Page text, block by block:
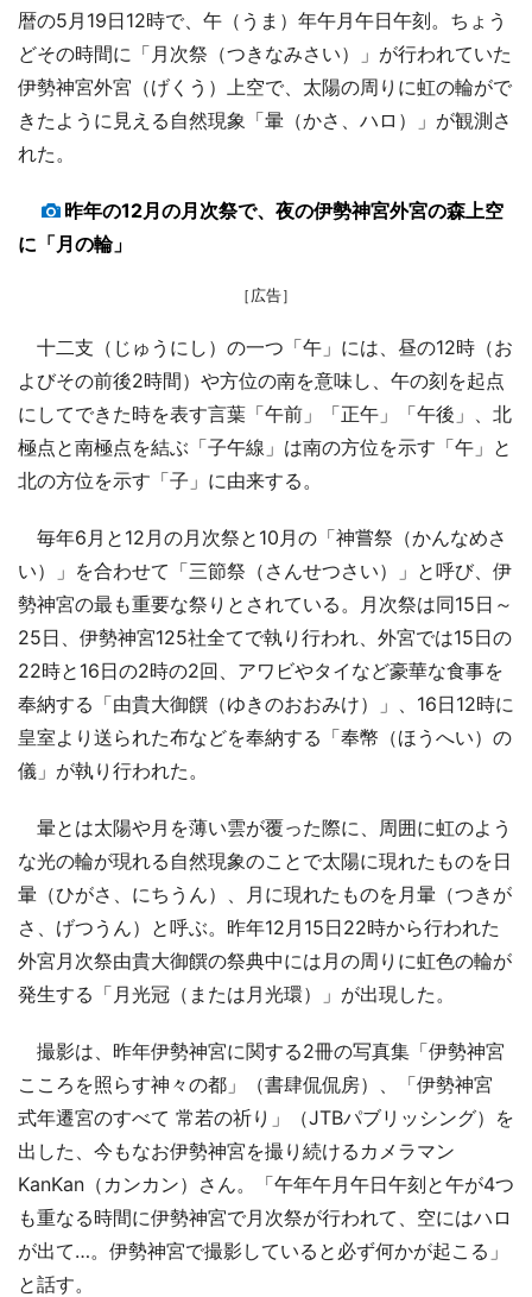
暦の5月19日12時で、午（うま）年午月午日午刻。ちょう
どその時間に「月次祭（つきなみさい）」が行われていた
伊勢神宮外宮（げくう）上空で、太陽の周りに虹の輪がで
きたように見える自然現象「暈（かさ、ハロ）」が観測さ
れた。
昨年の12月の月次祭で、夜の伊勢神宮外宮の森上空
に「月の輪」
［広告］
十二支（じゅうにし）の一つ「午」には、昼の12時（お
よびその前後2時間）や方位の南を意味し、午の刻を起点
にしてできた時を表す言葉「午前」「正午」「午後」、北
極点と南極点を結ぶ「子午線」は南の方位を示す「午」と
北の方位を示す「子」に由来する。
毎年6月と12月の月次祭と10月の「神嘗祭（かんなめさ
い）」を合わせて「三節祭（さんせつさい）」と呼び、伊
勢神宮の最も重要な祭りとされている。月次祭は同15日～
25日、伊勢神宮125社全てで執り行われ、外宮では15日の
22時と16日の2時の2回、アワビやタイなど豪華な食事を
奉納する「由貴大御饌（ゆきのおおみけ）」、16日12時に
皇室より送られた布などを奉納する「奉幣（ほうへい）の
儀」が執り行われた。
暈とは太陽や月を薄い雲が覆った際に、周囲に虹のよう
な光の輪が現れる自然現象のことで太陽に現れたものを日
暈（ひがさ、にちうん）、月に現れたものを月暈（つきが
さ、げつうん）と呼ぶ。昨年12月15日22時から行われた
外宮月次祭由貴大御饌の祭典中には月の周りに虹色の輪が
発生する「月光冠（または月光環）」が出現した。
撮影は、昨年伊勢神宮に関する2冊の写真集「伊勢神宮
こころを照らす神々の都」（書肆侃侃房）、「伊勢神宮
式年遷宮のすべて 常若の祈り」（JTBパブリッシング）を
出した、今もなお伊勢神宮を撮り続けるカメラマン
KanKan（カンカン）さん。「午年午月午日午刻と午が4つ
も重なる時間に伊勢神宮で月次祭が行われて、空にはハロ
が出て…。伊勢神宮で撮影していると必ず何かが起こる」
と話す。